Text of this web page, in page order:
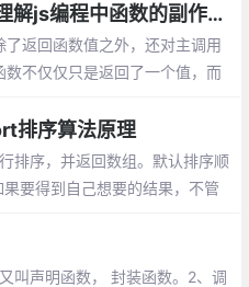
什么是函数的副作用——理解js编程中函数的副作用
了返回函
加的影
排序算法原理
排序，并返回数组。默认排序顺
要得到自己想要的结果，不管
的相对顺序的数字
叫声明函数， 封装函数。2、调